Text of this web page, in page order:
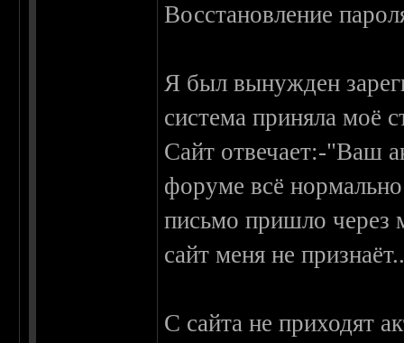
Восстановление
Я был вынужден
система приняла моё
Сайт отвечает:-"Ваш
форуме всё
письмо пришло через
сайт меня не
С сайта не приходят